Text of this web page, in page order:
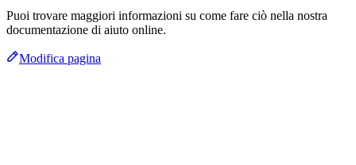
Puoi trovare maggiori informazioni su come fare ciò nella nostra
documentazione di aiuto online.
Modifica pagina